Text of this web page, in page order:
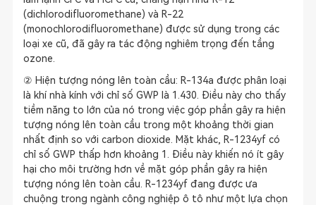
(dichlorodifluoromethane) và R-22
(monochlorodifluoromethane) được sử dụng trong các
loại xe cũ, đã gây ra tác động nghiêm trọng đến tầng
ozone.
② Hiện tượng nóng lên toàn cầu: R-134a được phân loại
là khí nhà kính với chỉ số GWP là 1.430. Điều này cho thấy
tiềm năng to lớn của nó trong việc góp phần gây ra hiện
tượng nóng lên toàn cầu trong một khoảng thời gian
nhất định so với carbon dioxide. Mặt khác, R-1234yf có
chỉ số GWP thấp hơn khoảng 1. Điều này khiến nó ít gây
hại cho môi trường hơn về mặt góp phần gây ra hiện
tượng nóng lên toàn cầu. R-1234yf đang được ưa
chuộng trong ngành công nghiệp ô tô như một lựa chọn